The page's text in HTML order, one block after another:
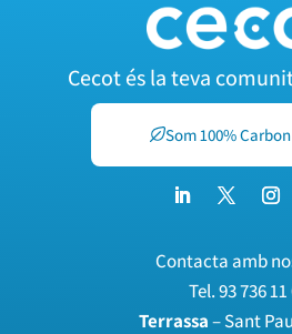
Cecot és la teva
Som 100%
Contacta amb
Tel.93 736 11
Terrassa– Sant